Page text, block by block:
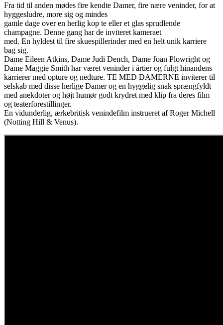
Fra tid til anden mødes fire kendte Damer, fire nære veninder, for at
hyggesludre, more sig og mindes
gamle dage over en herlig kop te eller et glas sprudlende
champagne. Denne gang har de inviteret kameraet
med. En hyldest til fire skuespillerinder med en helt unik karriere
bag sig.
Dame Eileen Atkins, Dame Judi Dench, Dame Joan Plowright og
Dame Maggie Smith har været veninder i årtier og fulgt hinandens
karrierer med opture og nedture. TE MED DAMERNE inviterer til
selskab med disse herlige Damer og en hyggelig snak sprængfyldt
med anekdoter og højt humør godt krydret med klip fra deres film
og teaterforestillinger.
En vidunderlig, ærkebritisk venindefilm instrueret af Roger Michell
(Notting Hill & Venus).